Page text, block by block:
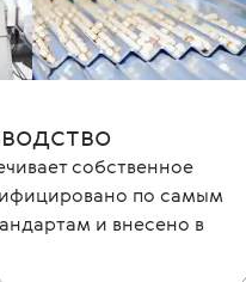
собственное
по самым
и внесено в